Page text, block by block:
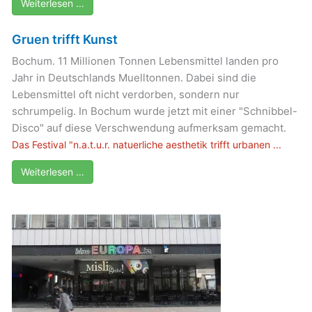
Weiterlesen …
Gruen trifft Kunst
Bochum. 11 Millionen Tonnen Lebensmittel landen pro
Jahr in Deutschlands Muelltonnen. Dabei sind die
Lebensmittel oft nicht verdorben, sondern nur
schrumpelig. In Bochum wurde jetzt mit einer "Schnibbel-
Disco" auf diese Verschwendung aufmerksam gemacht.
Das Festival "n.a.t.u.r. natuerliche aesthetik trifft urbanen ...
Weiterlesen …